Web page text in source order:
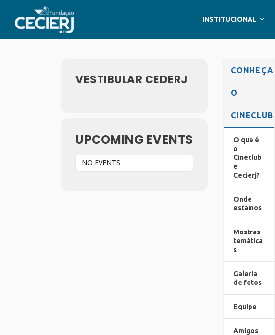
INSTITUCIONAL
VESTIBULAR CEDERJ
UPCOMING EVENTS
NO EVENTS
CONHEÇA
O
CINECLUBE
O que é
o
Cineclub
e
Cecierj?
Onde
estamos
Mostras
temática
s
Galeria
de fotos
Equipe
Amigos